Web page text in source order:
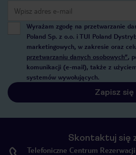
Wyrażam zgodę na przetwarzanie
Poland Sp. z o.o. i TUI Poland
marketingowych, w zakresie oraz
przetwarzaniu danych osobowych”,
komunikacji (e-mail), także z
systemów wywołujących.
Zapisz się
Skontaktuj się
Telefoniczne Centrum Rezerwacji